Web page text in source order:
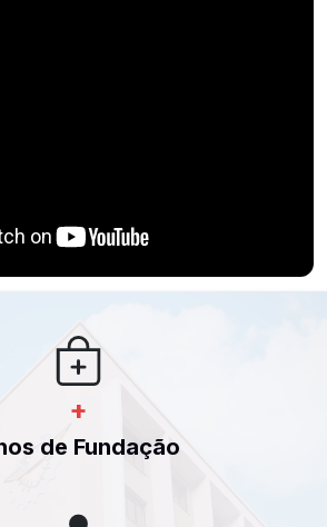
+
de Fundação